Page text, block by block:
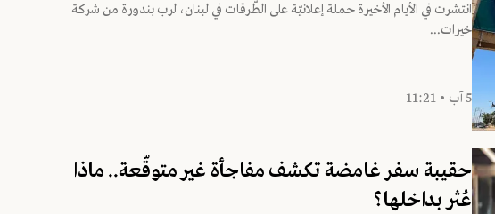
انتشرت في الأيام الأخيرة حملة إعلانيّة على الطّرقات في لبنان، لرب بندورة من شركة
خيرات...
5 آب • 11:21
حقيبة سفر غامضة تكشف مفاجأة غير متوقّعة.. ماذا
عُثر بداخلها؟